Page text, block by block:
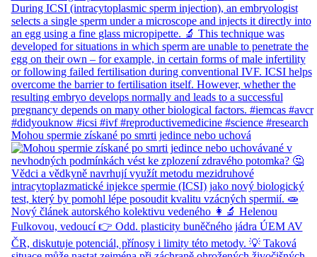
Mohou spermie získané po smrti jedince nebo uchová